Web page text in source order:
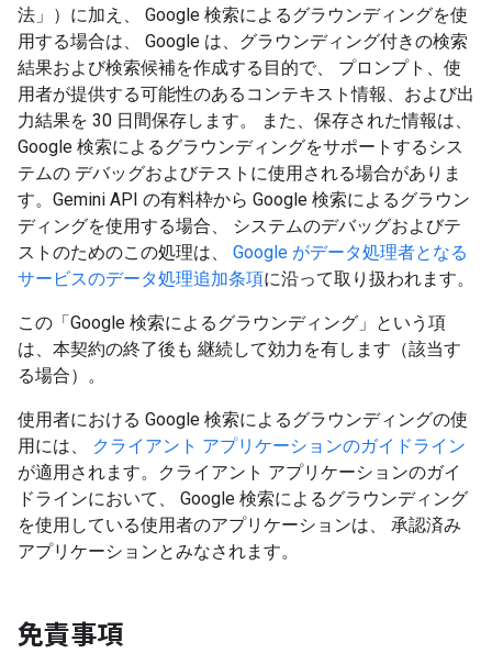
法」）に加え、 Google 検索によるグラウンディングを使
用する場合は、 Google は、グラウンディング付きの検索
結果および検索候補を作成する目的で、 プロンプト、使
用者が提供する可能性のあるコンテキスト情報、および出
力結果を 30 日間保存します。 また、保存された情報は、
Google 検索によるグラウンディングをサポートするシス
テムの デバッグおよびテストに使用される場合がありま
す。Gemini API の有料枠から Google 検索によるグラウン
ディングを使用する場合、 システムのデバッグおよびテ
ストのためのこの処理は、 Google がデータ処理者となる
サービスのデータ処理追加条項に沿って取り扱われます。
この「Google 検索によるグラウンディング」という項
は、本契約の終了後も 継続して効力を有します（該当す
る場合）。
使用者における Google 検索によるグラウンディングの使
用には、
クライアント アプリケーションのガイドライン
が適用されます。クライアント アプリケーションのガイ
ドラインにおいて、 Google 検索によるグラウンディング
を使用している使用者のアプリケーションは、 承認済み
アプリケーションとみなされます。
免責事項